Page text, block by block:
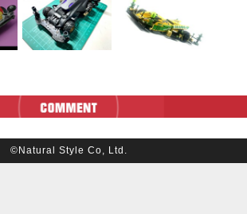
©Natural Style Co, Ltd.